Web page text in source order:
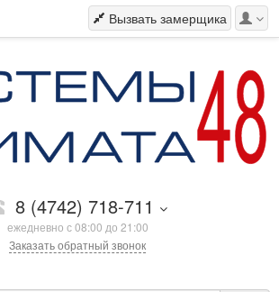
Вызвать замерщика
8 (4742) 718-711
ежедневно с 08:00 до 21:00
Заказать обратный звонок